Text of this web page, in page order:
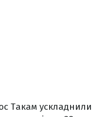
Такам ускладнили